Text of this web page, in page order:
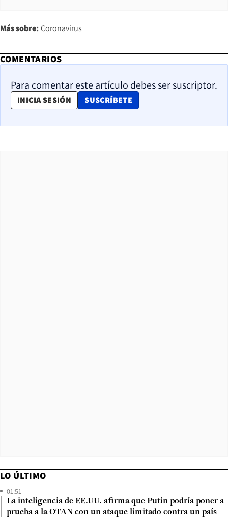
Más sobre: Coronavirus
COMENTARIOS
Para comentar este artículo debes ser suscriptor.
INICIA SESIÓN SUSCRÍBETE
OPENS IN NEW WINDOW
LO ÚLTIMO
01:51
La inteligencia de EE.UU. afirma que Putin podría poner a
prueba a la OTAN con un ataque limitado contra un país